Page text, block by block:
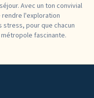
Avec un ton convivial
l'exploration
pour que chacun
fascinante.